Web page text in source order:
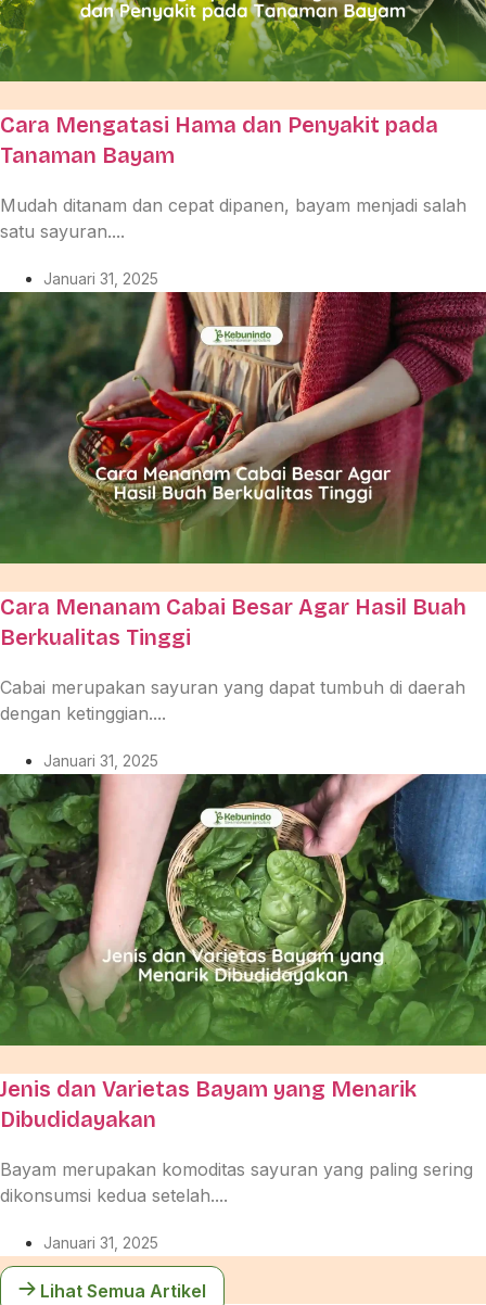
Cara Mengatasi Hama dan Penyakit pada
Tanaman Bayam
Mudah ditanam dan cepat dipanen, bayam menjadi salah
satu sayuran....
Januari 31, 2025
Cara Menanam Cabai Besar Agar Hasil Buah
Berkualitas Tinggi
Cabai merupakan sayuran yang dapat tumbuh di daerah
dengan ketinggian....
Januari 31, 2025
Jenis dan Varietas Bayam yang Menarik
Dibudidayakan
Bayam merupakan komoditas sayuran yang paling sering
dikonsumsi kedua setelah....
Januari 31, 2025
Lihat Semua Artikel